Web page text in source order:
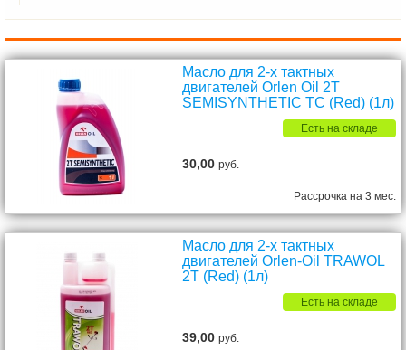
Масло для 2-х тактных
двигателей Orlen Oil 2Т
SEMISYNTHETIC TC (Red) (1л)
Есть на складе
30,00руб.
Рассрочка на 3 мес.
Масло для 2-х тактных
двигателей Orlen-Oil TRAWOL
2Т (Red) (1л)
Есть на складе
39,00руб.